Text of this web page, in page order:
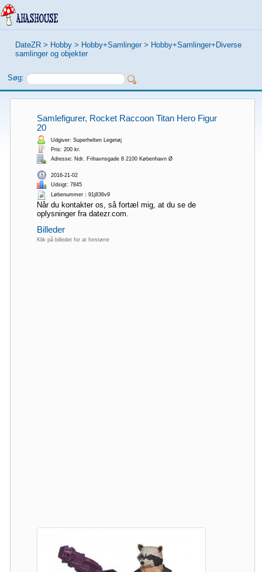
DateZR > Hobby > Hobby+Samlinger > Hobby+Samlinger+Diverse
samlinger og objekter
Søg:
Samlefigurer, Rocket Raccoon Titan Hero Figur
20
Udgiver: Superhelten Legetøj
Pris: 200 kr.
Adresse: Ndr. Frihavnsgade 8 2100 København Ø
2016-21-02
Udsigt: 7845
Løbenummer：91j836v9
Når du kontakter os, så fortæl mig, at du se de
oplysninger fra datezr.com.
Billeder
Klik på billedet for at forstørre